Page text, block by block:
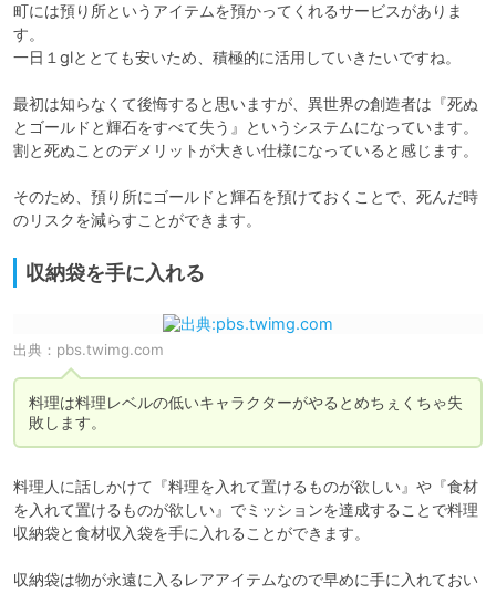
町には預り所というアイテムを預かってくれるサービスがありま
す。
一日１glととても安いため、積極的に活用していきたいですね。
最初は知らなくて後悔すると思いますが、異世界の創造者は『死ぬ
とゴールドと輝石をすべて失う』というシステムになっています。
割と死ぬことのデメリットが大きい仕様になっていると感じます。
そのため、預り所にゴールドと輝石を預けておくことで、死んだ時
のリスクを減らすことができます。
収納袋を手に入れる
出典： pbs.twimg.com
料理は料理レベルの低いキャラクターがやるとめちぇくちゃ失
敗します。
料理人に話しかけて『料理を入れて置けるものが欲しい』や『食材
を入れて置けるものが欲しい』でミッションを達成することで料理
収納袋と食材収入袋を手に入れることができます。
収納袋は物が永遠に入るレアアイテムなので早めに手に入れておい